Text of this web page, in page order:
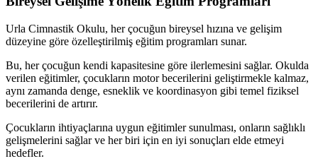
Urla Cimnastik Okulu, her çocuğun bireysel hızına ve gelişim
düzeyine göre özelleştirilmiş eğitim programları sunar.
Bu, her çocuğun kendi kapasitesine göre ilerlemesini sağlar. Okulda
verilen eğitimler, çocukların motor becerilerini geliştirmekle kalmaz,
aynı zamanda denge, esneklik ve koordinasyon gibi temel fiziksel
becerilerini de artırır.
Çocukların ihtiyaçlarına uygun eğitimler sunulması, onların sağlıklı
gelişmelerini sağlar ve her biri için en iyi sonuçları elde etmeyi
hedefler.